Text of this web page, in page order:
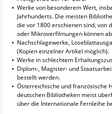
Werke von besonderem Wert,
Jahrhunderts. Die meisten
die vor 1800 erschienen sind, von
oder Mikroverfilmungen können
Nachschlagewerke,
(Kopien einzelner Artikel möglich).
Werke in schlechtem
Diplom-, Magister- und
bestellt werden.
Österreichische und französische
deutschen Bibliotheken meist
über die Internationale Fernleihe